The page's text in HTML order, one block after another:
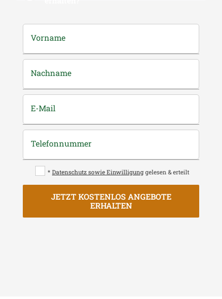
Vorname
Nachname
E-Mail
Telefonnummer
* Datenschutz sowie Einwilligung gelesen & erteilt
JETZT KOSTENLOS ANGEBOTE
ERHALTEN